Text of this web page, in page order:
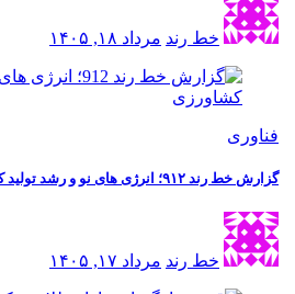
خط رند مرداد ۱۸, ۱۴۰۵
فناوری
گزارش خط رند ۹۱۲؛ انرژی های نو و رشد تولید کشاورزی
خط رند مرداد ۱۷, ۱۴۰۵